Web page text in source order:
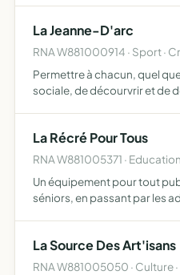
La Jeanne-D'arc
RNA W881000914 · Sport ·
Permettre à chacun, quel
sociale, de décourvrir et de
son pr…
La Récré Pour Tous
RNA W881005371 ·
Un équipement pour tout
séniors, en passant par les
conditio…
La Source Des Art'isans
RNA W881005050 · Culture